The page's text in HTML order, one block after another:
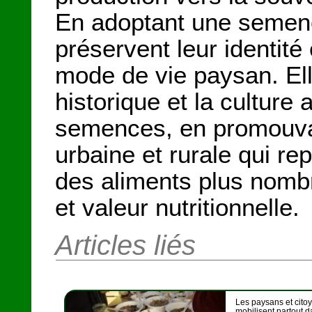
En adoptant une
préservent leur
mode de vie paysan.
historique et la culture
semences, en
urbaine et rurale qui
des aliments plus
et valeur nutritionnelle.
Articles liés
Les paysans et